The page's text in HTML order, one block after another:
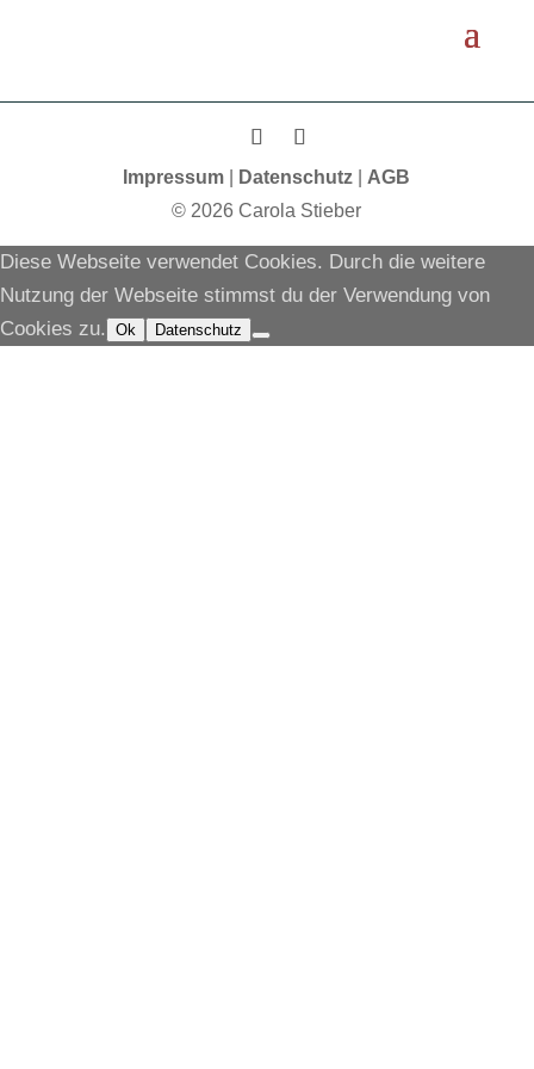
Impressum Datenschutz
AGB
© 2026 Carola Stieber
Diese Webseite verwendet Cookies. Durch die weitere
Nutzung der Webseite stimmst du der Verwendung von
Cookies zu.
Ok Datenschutz